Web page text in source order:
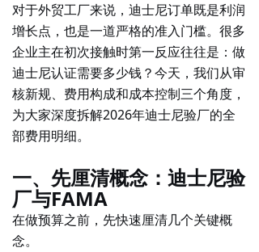
对于外贸工厂来说， 迪士尼订单既是利润
增长点，也是一道严格的准入门槛。很多
企业主在初次接触时第一反应往往是： 做
迪士尼认证需要多少钱？今天，我们从审
核新规、费用构成和成本控制三个角度，
为大家深度拆解2026年迪士尼验厂的全
部费用明细。
一、先厘清概念：迪士尼验
厂与FAMA
在做预算之前，先快速厘清几个关键概
念。